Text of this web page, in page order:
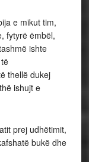
e mikut tim,
fytyrë ëmbël,
ishte
thellë dukej
ishujt e
prej udhëtimit,
bukë dhe